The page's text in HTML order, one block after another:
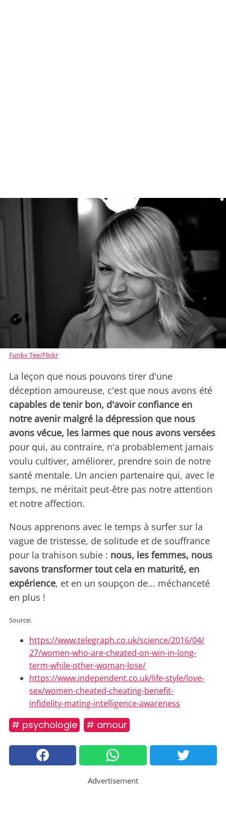
Funky Tee/Flickr
La leçon que nous pouvons tirer d'une
déception amoureuse, c'est que nous avons été
capables de tenir bon, d'avoir confiance en
notre avenir malgré la dépression que nous
avons vécue, les larmes que nous avons versées
pour qui, au contraire, n'a probablement jamais
voulu cultiver, améliorer, prendre soin de notre
santé mentale. Un ancien partenaire qui, avec le
temps, ne méritait peut-être pas notre attention
et notre affection.
Nous apprenons avec le temps à surfer sur la
vague de tristesse, de solitude et de souffrance
pour la trahison subie : nous, les femmes, nous
savons transformer tout cela en maturité, en
expérience, et en un soupçon de... méchanceté
en plus !
Source:
https://www.telegraph.co.uk/science/2016/04/
27/women-who-are-cheated-on-win-in-long-
term-while-other-woman-lose/
https://www.independent.co.uk/life-style/love-
sex/women-cheated-cheating-benefit-
infidelity-mating-intelligence-awareness
# psychologie # amour
Advertisement